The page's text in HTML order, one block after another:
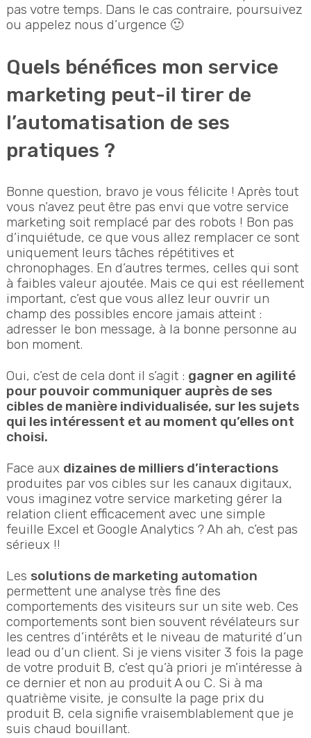
pas votre temps. Dans le cas contraire, poursuivez
ou appelez nous d’urgence 🙂
Quels bénéfices mon service
marketing peut-il tirer de
l’automatisation de ses
pratiques ?
Bonne question, bravo je vous félicite ! Après tout
vous n’avez peut être pas envi que votre service
marketing soit remplacé par des robots ! Bon pas
d’inquiétude, ce que vous allez remplacer ce sont
uniquement leurs tâches répétitives et
chronophages. En d’autres termes, celles qui sont
à faibles valeur ajoutée. Mais ce qui est réellement
important, c’est que vous allez leur ouvrir un
champ des possibles encore jamais atteint :
adresser le bon message, à la bonne personne au
bon moment.
Oui, c’est de cela dont il s’agit : gagner en agilité
pour pouvoir communiquer auprès de ses
cibles de manière individualisée, sur les sujets
qui les intéressent et au moment qu’elles ont
choisi.
Face aux dizaines de milliers d’interactions
produites par vos cibles sur les canaux digitaux,
vous imaginez votre service marketing gérer la
relation client efficacement avec une simple
feuille Excel et Google Analytics ? Ah ah, c’est pas
sérieux !!
Les solutions de marketing automation
permettent une analyse très fine des
comportements des visiteurs sur un site web. Ces
comportements sont bien souvent révélateurs sur
les centres d’intérêts et le niveau de maturité d’un
lead ou d’un client. Si je viens visiter 3 fois la page
de votre produit B, c’est qu’à priori je m’intéresse à
ce dernier et non au produit A ou C. Si à ma
quatrième visite, je consulte la page prix du
produit B, cela signifie vraisemblablement que je
suis chaud bouillant.